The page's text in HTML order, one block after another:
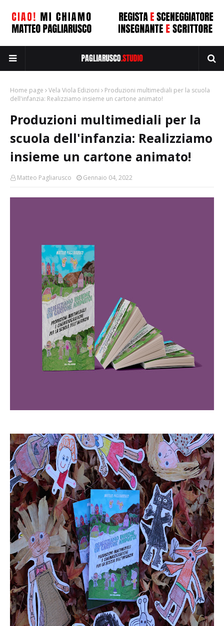
Home page Vela Viola Edizioni
Produzioni multimediali per la scuola
dell'infanzia: Realizziamo insieme un cartone animato!
Produzioni multimediali per la
scuola dell'infanzia: Realizziamo
insieme un cartone animato!
Matteo Pagliarusco Gennaio 04, 2022